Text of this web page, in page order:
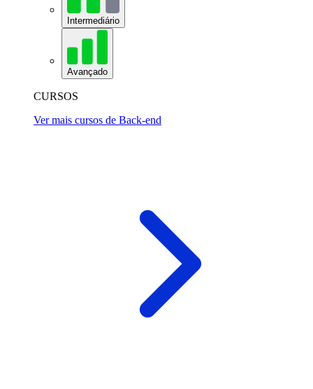
Intermediário
Avançado
CURSOS
Ver mais cursos de Back-end